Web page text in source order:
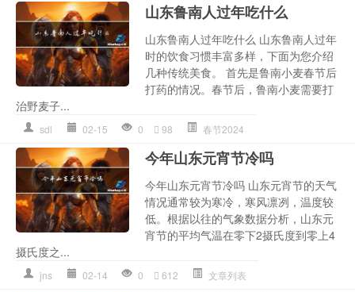
山东鲁南人过年吃什么
山东鲁南人过年吃什么 山东鲁南人过年
时的饮食习惯丰富多样，下面为您介绍
几种传统美食。 首先是鲁南小麦春节后
打药的情况。春节后，鲁南小麦需要打
治野麦子...
sdl 02-15 0 98 春节2024
今年山东元宵节冷吗
今年山东元宵节冷吗 山东元宵节的天气
情况通常较为寒冷，寒风凛冽，温度较
低。根据以往的气象数据分析，山东元
宵节的平均气温在零下2摄氏度到零上4
摄氏度之...
jns 02-14 0 612 文章列表